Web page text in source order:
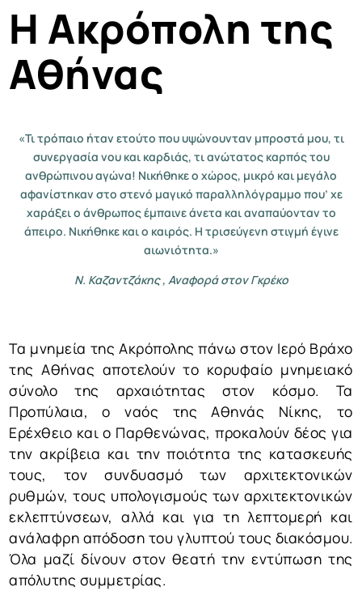
Η Ακρόπολη της
Αθήνας
«Τι τρόπαιο ήταν ετούτο που υψώνουνταν μπροστά μου, τι
συνεργασία νου και καρδιάς, τι ανώτατος καρπός του
ανθρώπινου αγώνα! Νικήθηκε ο χώρος, μικρό και μεγάλο
αφανίστηκαν στο στενό μαγικό παραλληλόγραμμο που’ χε
χαράξει ο άνθρωπος έμπαινε άνετα και αναπαύονταν το
άπειρο. Νικήθηκε και ο καιρός. Η τρισεύγενη στιγμή έγινε
αιωνιότητα.»
Ν. Καζαντζάκης , Αναφορά στον Γκρέκο
Τα μνημεία της Ακρόπολης πάνω στον Ιερό Βράχο
της Αθήνας αποτελούν το κορυφαίο μνημειακό
σύνολο της αρχαιότητας στον κόσμο. Τα
Προπύλαια, ο ναός της Αθηνάς Νίκης, το
Ερέχθειο και ο Παρθενώνας, προκαλούν δέος για
την ακρίβεια και την ποιότητα της κατασκευής
τους, τον συνδυασμό των αρχιτεκτονικών
ρυθμών, τους υπολογισμούς των αρχιτεκτονικών
εκλεπτύνσεων, αλλά και για τη λεπτομερή και
ανάλαφρη απόδοση του γλυπτού τους διακόσμου.
Όλα μαζί δίνουν στον θεατή την εντύπωση της
απόλυτης συμμετρίας.